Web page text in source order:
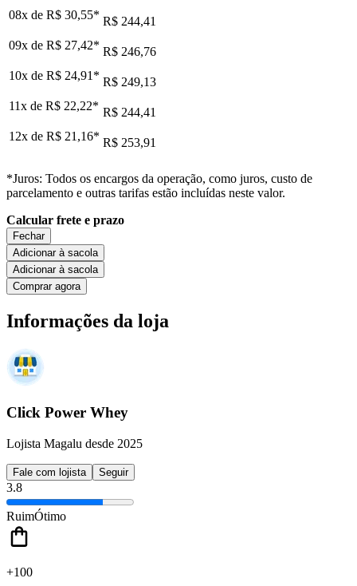
08x de R$ 30,55* R$ 244,41
09x de R$ 27,42* R$ 246,76
10x de R$ 24,91 * R$ 249,13
11x de R$ 22,22* R$ 244,41
12x de R$ 21,16* R$ 253,91
*Juros: Todos os encargos da operação, como juros, custo de
parcelamento e outras tarifas estão incluídas neste valor.
Calcular frete e prazo
Fechar
Adicionar à sacola
Adicionar à sacola
Comprar agora
Informações da loja
Click Power Whey
Lojista Magalu desde 2025
Fale com lojista Seguir
3.8
RuimÓtimo
+100